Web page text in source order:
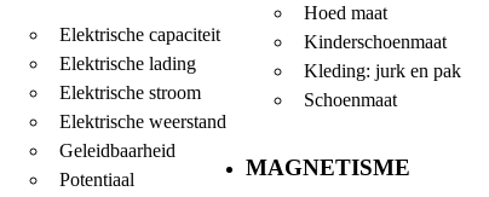
Elektrische capaciteit
Elektrische lading
Elektrische stroom
Elektrische weerstand
Geleidbaarheid
Potentiaal
Hoed maat
Kinderschoenmaat
Kleding: jurk en pak
Schoenmaat
MAGNETISME